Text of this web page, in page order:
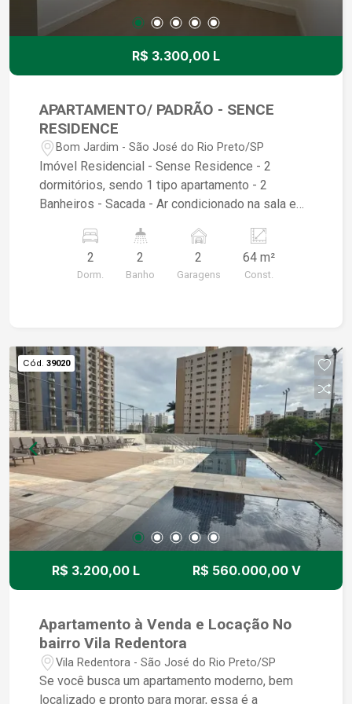
praticidade e fácil acesso aos principais pontos
da cidade. Entre em contato para mais
informações e agende sua visita
R$ 3.300,00 L
APARTAMENTO/ PADRÃO - SENCE
RESIDENCE
Bom Jardim - São José do Rio Preto/SP
Imóvel Residencial - Sense Residence - 2
dormitórios, sendo 1 tipo apartamento - 2
Banheiros - Sacada - Ar condicionado na sala e
Região do Plaza Avenida Shopping
2
Dorm.
2
Banho
2
Garagens
64 m²
Const.
Cód. 39020
R$ 3.200,00 L R$ 560.000,00 V
Apartamento à Venda e Locação No
bairro Vila Redentora
Vila Redentora - São José do Rio Preto/SP
Se você busca um apartamento moderno, bem
localizado e pronto para morar, essa é a